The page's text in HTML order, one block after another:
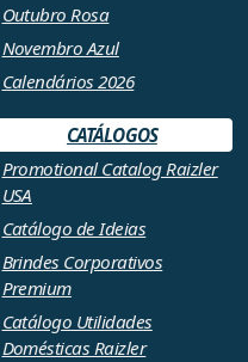
Outubro Rosa
Novembro Azul
Calendários 2026
CATÁLOGOS
Promotional Catalog Raizler
USA
Catálogo de Ideias
Brindes Corporativos
Premium
Catálogo Utilidades
Domésticas Raizler